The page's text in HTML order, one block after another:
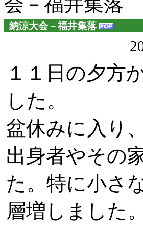
納涼大会－福井集落
１１日の夕方
した。
盆休みに入り
出身者やその
た。特に小さ
層増しました